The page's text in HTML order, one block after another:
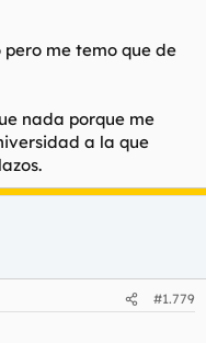
me temo que de
nada porque me
a la que
#1.779